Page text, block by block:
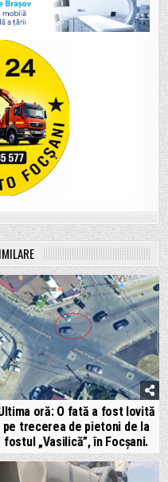
oră: O fată a fost lovită
pe trecerea de pietoni de la
fostul „Vasilică”, în Focșani.